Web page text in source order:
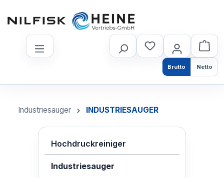
Brutto Netto
Industriesauger INDUSTRIESAUGER
Hochdruckreiniger
Industriesauger